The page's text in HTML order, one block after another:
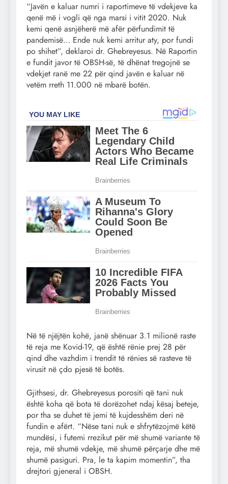
“Javën e kaluar numri i raportimeve të vdekjeve ka
qenë më i vogli që nga marsi i vitit 2020. Nuk
kemi qenë asnjëherë më afër përfundimit të
pandemisë… Ende nuk kemi arritur aty, por fundi
po shihet”, deklaroi dr. Ghebreyesus. Në Raportin
e fundit javor të OBSH-së, të dhënat tregojnë se
vdekjet ranë me 22 për qind javën e kaluar në
vetëm rreth 11.000 në mbarë botën.
Në të njëjtën kohë, janë shënuar 3.1 milionë raste
të reja me Kovid-19, që është rënie prej 28 për
qind dhe vazhdim i trendit të rënies së rasteve të
virusit në çdo pjesë të botës.
Gjithsesi, dr. Ghebreyesus porositi që tani nuk
është koha që bota të dorëzohet ndaj kësaj beteje,
por tha se duhet të jemi të kujdesshëm deri në
fundin e afërt. “Nëse tani nuk e shfrytëzojmë këtë
mundësi, i futemi rrezikut për më shumë variante të
reja, më shumë vdekje, më shumë përçarje dhe më
shumë pasiguri. Pra, le ta kapim momentin”, tha
drejtori gjeneral i OBSH.